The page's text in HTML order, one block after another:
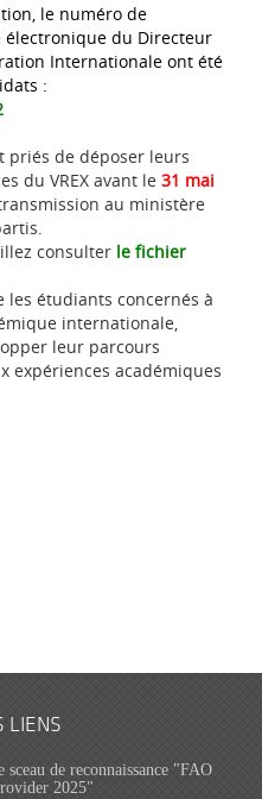
le numéro de
électronique du Directeur
Internationale ont été
:
priés de déposer leurs
du VREX avant le 31 mai
au ministère
consulter le fichier
les étudiants concernés à
internationale,
leur parcours
expériences académiques
LIENS
de reconnaissance "FAO
2025"